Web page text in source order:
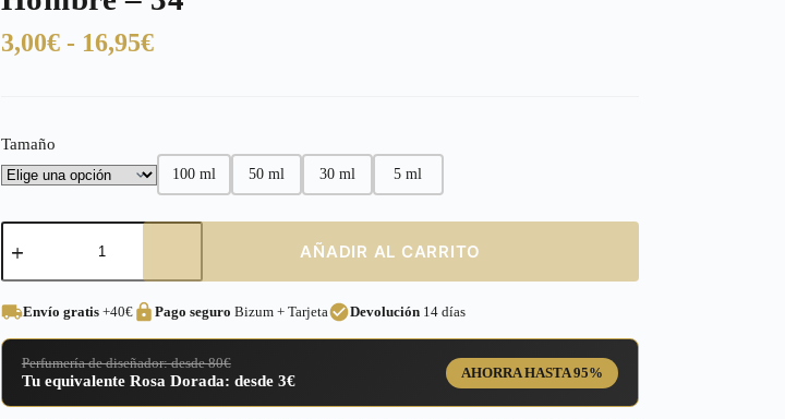
3,00€ - 16,95€Rango
3,00€
hasta
16,95€
Tamaño
100 ml 50 ml 30 ml 5 ml
Perfume
equivalente
Bleu
Chanel
para
Hombre
cantidad
AÑADIR AL CARRITO
Envío gratis+40€ Pago seguro Bizum + Tarjeta Devolución14 días
Perfumería de diseñador: desde 80€
Tu equivalente Rosa Dorada: desde 3€ AHORRA HASTA 95%